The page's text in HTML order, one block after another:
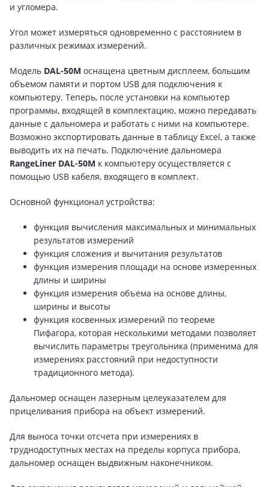
и угломера.
Угол может измеряться одновременно с расстоянием в
различных режимах измерений.
Модель DAL-50M оснащена цветным дисплеем, большим
объемом памяти и портом USB для подключения к
компьютеру. Теперь, после установки на компьютер
программы, входящей в комплектацию, можно передавать
данные с дальномера и работать с ними на компьютере.
Возможно экспортировать данные в таблицу Excel, а также
выводить их на печать. Подключение дальномера
RangeLiner DAL-50M к компьютеру осуществляется с
помощью USB кабеля, входящего в комплект.
Основной функционал устройства:
функция вычисления максимальных и минимальных
результатов измерений
функция сложения и вычитания результатов
функция измерения площади на основе измеренных
длины и ширины
функция измерения объема на основе длины,
ширины и высоты
функция косвенных измерений по теореме
Пифагора, которая несколькими методами позволяет
вычислить параметры треугольника (применима для
измерениях расстояний при недоступности
традиционного метода).
Дальномер оснащен лазерным целеуказателем для
прицеливания прибора на объект измерений.
Для выноса точки отсчета при измерениях в
труднодоступных местах на пределы корпуса прибора,
дальномер оснащен выдвижным наконечником.